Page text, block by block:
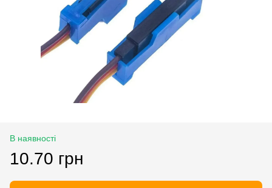
В наявності
10.70 грн